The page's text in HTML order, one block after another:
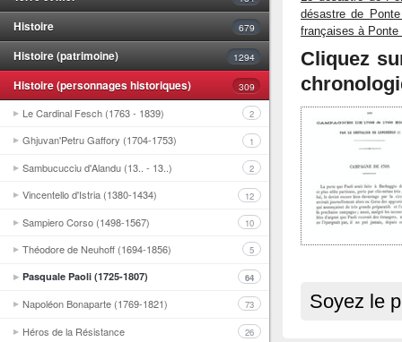
Histoire 679
Histoire (patrimoine) 1294
Histoire (personnages historiques) 309
Le Cardinal Fesch (1763 - 1839) 2
Ghjuvan'Petru Gaffory (1704-1753) 1
Sambucucciu d'Alandu (13.. - 13..) 2
Vincentello d'Istria (1380-1434) 12
Sampiero Corso (1498-1567) 10
Théodore de Neuhoff (1694-1856) 5
Pasquale Paoli (1725-1807) 64
Napoléon Bonaparte (1769-1821) 73
Héros de la Résistance 26
désastre de
françaises à Ponte
Cliquez
Soyez le